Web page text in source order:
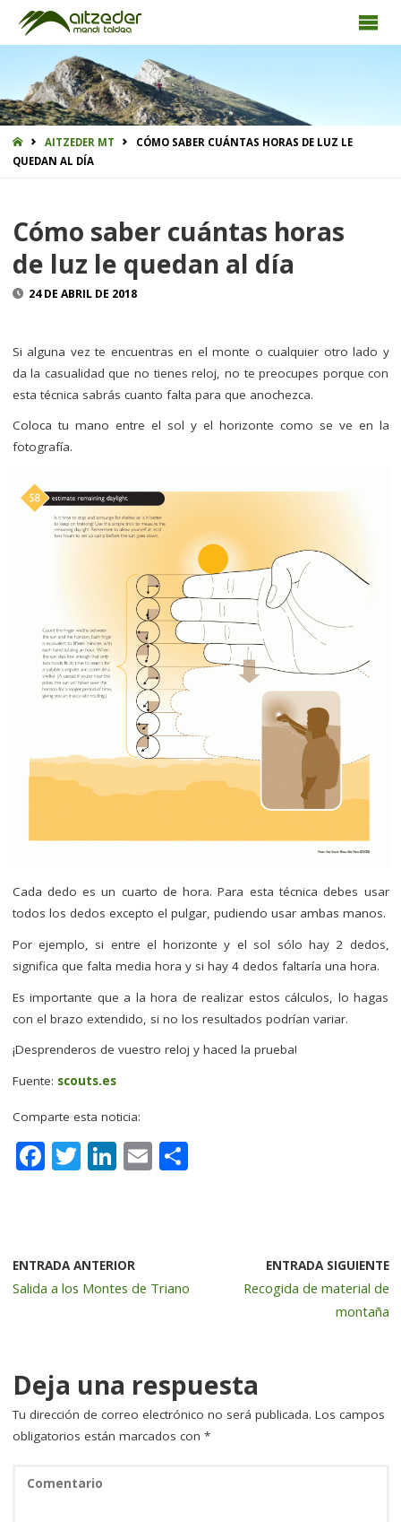
INICIOAITZEDER MT
CÓMO SABER CUÁNTAS HORAS DE LUZ LE
QUEDAN AL DÍA
Cómo saber cuántas horas
de luz le quedan al día
24 DE ABRIL DE 2018
Si alguna vez te encuentras en el monte o cualquier otro lado y
da la casualidad que no tienes reloj, no te preocupes porque con
esta técnica sabrás cuanto falta para que anochezca.
Coloca tu mano entre el sol y el horizonte como se ve en la
fotografía.
Cada dedo es un cuarto de hora. Para esta técnica debes usar
todos los dedos excepto el pulgar, pudiendo usar ambas manos.
Por ejemplo, si entre el horizonte y el sol sólo hay 2 dedos,
significa que falta media hora y si hay 4 dedos faltaría una hora.
Es importante que a la hora de realizar estos cálculos, lo hagas
con el brazo extendido, si no los resultados podrían variar.
¡Desprenderos de vuestro reloj y haced la prueba!
Fuente: scouts.es
Comparte esta noticia:
F
b
o
T
r
Li
dI
n
E C
rt
ENTRADA ANTERIOR
Salida a los Montes de Triano
ENTRADA SIGUIENTE
Recogida de material de
montaña
Deja una respuesta
Tu dirección de correo electrónico no será publicada. Los campos
obligatorios están marcados con *